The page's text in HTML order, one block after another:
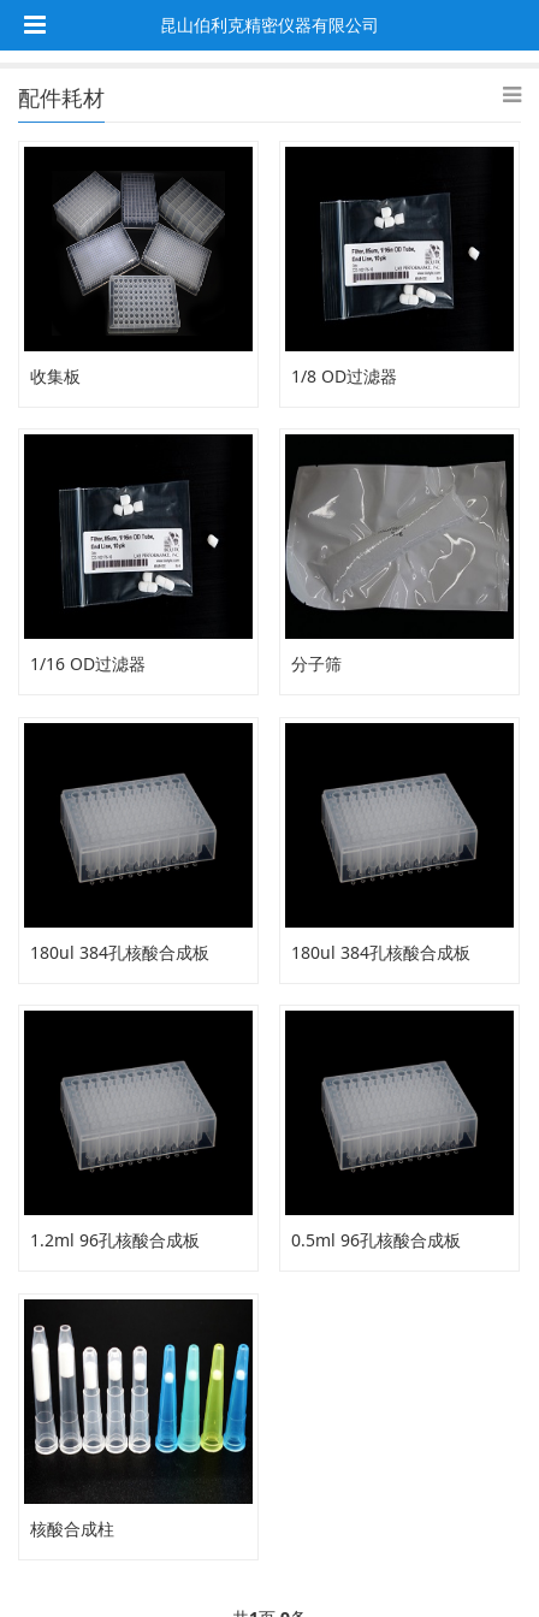
昆山伯利克精密仪器有限公司
配件耗材
收集板 1/8 OD过滤器
1/16 OD过滤器 分子筛
180ul 384孔核酸合成板 180ul 384孔核酸合成板
1.2ml 96孔核酸合成板 0.5ml 96孔核酸合成板
核酸合成柱